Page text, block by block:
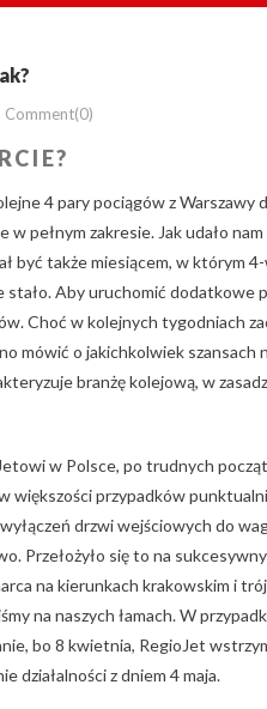
Comment(0)
4 pary pociągów z Warszawy
pełnym zakresie. Jak udało
być także miesiącem, w którym
stało. Aby uruchomić dodatkowe
Choć w kolejnych tygodniach
mówić o jakichkolwiek
branżę kolejową, w
w Polsce, po trudnych
większości przypadków
drzwi wejściowych do
Przełożyło się to na
na kierunkach krakowskim i
na naszych łamach. W
bo 8 kwietnia, RegioJet
działalności z dniem 4 maja.